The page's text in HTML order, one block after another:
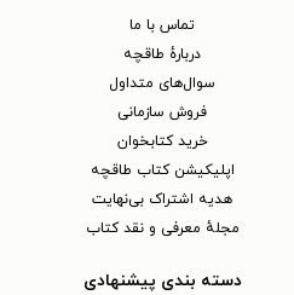
تماس با ما
دربارهٔ طاقچه
سوال‌های متداول
فروش سازمانی
خرید کتابخوان
اپلیکیشن کتاب طاقچه
هدیه اشتراک بی‌نهایت
مجلهٔ معرفی و نقد کتاب
دسته بندی پیشنهادی